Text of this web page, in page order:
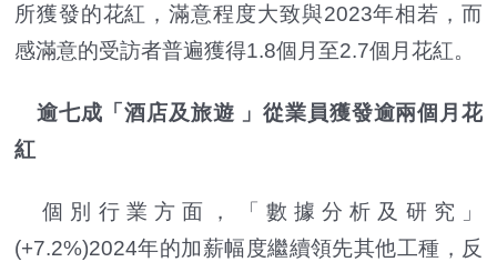
所獲發的花紅，滿意程度大致與2023年相若，而
感滿意的受訪者普遍獲得1.8個月至2.7個月花紅。
逾七成「酒店及旅遊 」從業員獲發逾兩個月花
紅
個別行業方面，「數據分析及研究」
(+7.2%)2024年的加薪幅度繼續領先其他工種，反